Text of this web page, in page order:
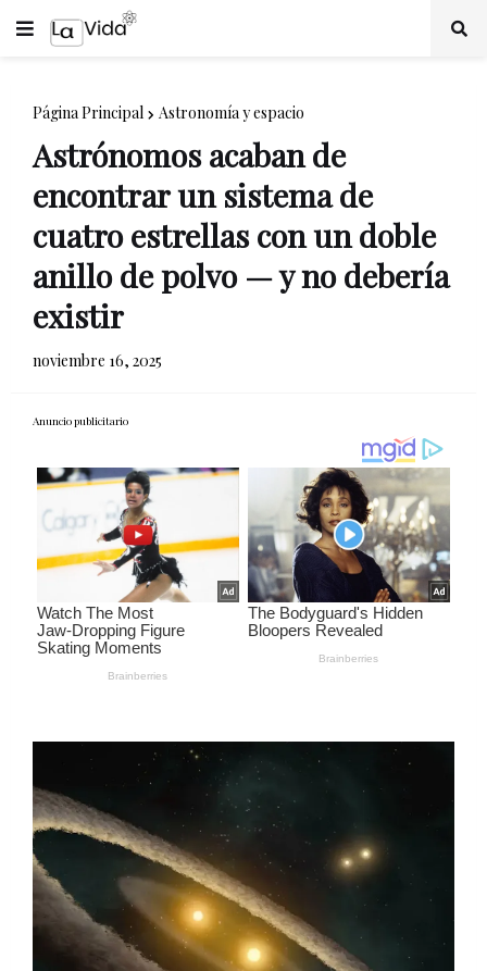
Página Principal Astronomía y espacio
Astrónomos acaban de
encontrar un sistema de
cuatro estrellas con un doble
anillo de polvo — y no debería
existir
noviembre 16, 2025
Anuncio publicitario